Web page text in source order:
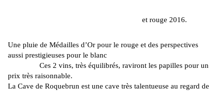
et rouge 2016.
Une pluie de Médailles d’Or pour le rouge et des perspectives
aussi prestigieuses pour le blanc
Ces 2 vins, très équilibrés, raviront les papilles pour un
prix très raisonnable.
La Cave de Roquebrun est une cave très talentueuse au regard de